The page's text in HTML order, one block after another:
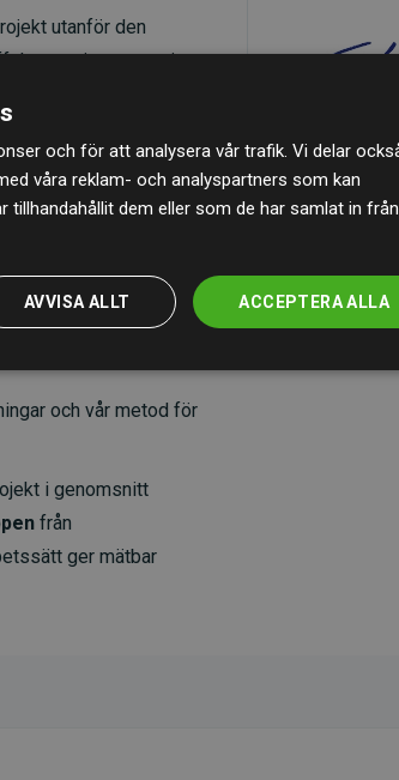
utanför den
som i genomsnitt
faktisk klimatnytta
initiativet
och vår metod för
i genomsnitt
från
ger mätbar
och för att analysera vår trafik. Vi delar
våra reklam- och analyspartners som kan
dem eller som de har samlat in
ACCEPTERA ALLA
AVVISA ALLT